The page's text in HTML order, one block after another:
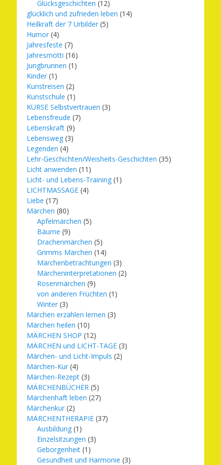
Glücksgeschichten (12)
glücklich und zufrieden leben (14)
Heilkraft der 7 Urbilder (5)
Humor (4)
Jahresfeste (7)
Jahresmotti (16)
Jungbrunnen (1)
Kinder (1)
Kunstreisen (2)
Kunstschule (1)
KURSE Selbstvertrauen (3)
Lebensfreude (7)
Lebenskraft (9)
Lebensweg (3)
Legenden (4)
Lehr-Geschichten/Weisheits-Geschichten (35)
Licht anwenden (11)
Licht- und Lebens-Training (1)
LICHTMASSAGE (4)
Liebe (17)
Märchen (80)
Apfelmärchen (5)
Bäume (9)
Drachenmärchen (5)
Grimms Märchen (14)
Märchenbetrachtungen (3)
Märcheninterpretationen (2)
Rosenmärchen (9)
von anderen Früchten (1)
Winter (3)
Märchen erzählen lernen (3)
Märchen heilen (10)
MÄRCHEN SHOP (12)
MÄRCHEN und LICHT-TAGE (3)
Märchen- und Licht-Impuls (2)
Märchen-Kur (4)
Märchen-Rezept (3)
MÄRCHENBÜCHER (5)
Märchenhaft leben (27)
Märchenkur (2)
MÄRCHENTHERAPIE (37)
Ausbildung (1)
Einzelsitzungen (3)
Geborgenheit (1)
Gesundheit und Harmonie (3)